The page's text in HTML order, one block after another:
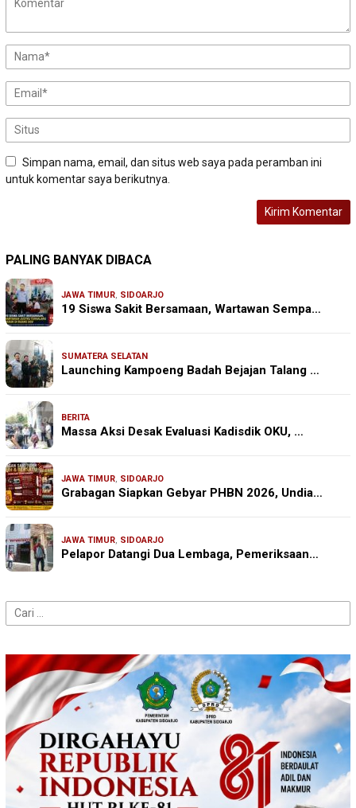
Simpan nama, email, dan situs web saya pada peramban ini
untuk komentar saya berikutnya.
PALING BANYAK DIBACA
JAWA TIMUR, SIDOARJO
19 Siswa Sakit Bersamaan, Wartawan Sempa…
SUMATERA SELATAN
Launching Kampoeng Badah Bejajan Talang …
BERITA
Massa Aksi Desak Evaluasi Kadisdik OKU, …
JAWA TIMUR, SIDOARJO
Grabagan Siapkan Gebyar PHBN 2026, Undia…
JAWA TIMUR, SIDOARJO
Pelapor Datangi Dua Lembaga, Pemeriksaan…
Cari
untuk: